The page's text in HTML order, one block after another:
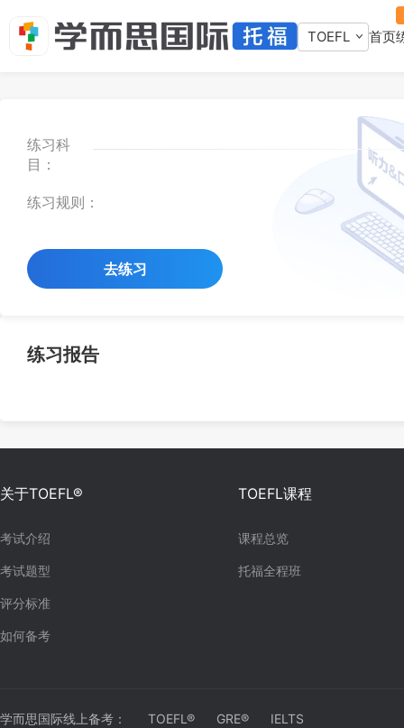
TOEFL 首页
练习科
目：
练习规则：
去练习
练习报告
关于TOEFL®
考试介绍
考试题型
评分标准
如何备考
TOEFL课程
课程总览
托福全程班
学而思国际线上备考： TOEFL® GRE® IELTS